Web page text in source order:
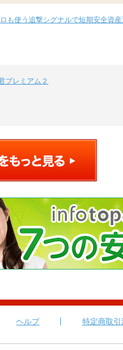
も使う追撃シグナルで短期安全資
プレミアム２
ヘルプ 特定商取